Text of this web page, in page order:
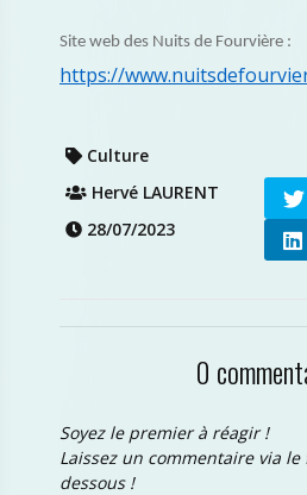
Site web des Nuits de Fourvière :
https://
Culture
Hervé LAURENT
28/07/2023
0
Soyez le premier à réagir !
Laissez un commentaire via
dessous !